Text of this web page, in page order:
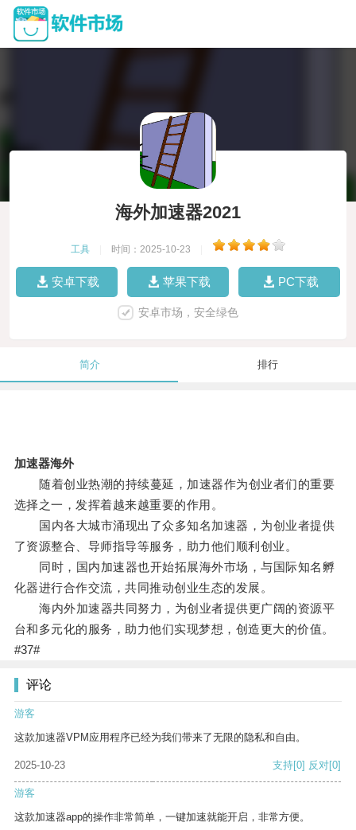
海外加速器2021
工具 时间：2025-10-23
安卓下载 苹果下载 PC下载
安卓市场，安全绿色
简介 排行
加速器海外
随着创业热潮的持续蔓延，加速器作为创业者们的重要
选择之一，发挥着越来越重要的作用。
国内各大城市涌现出了众多知名加速器，为创业者提供
了资源整合、导师指导等服务，助力他们顺利创业。
同时，国内加速器也开始拓展海外市场，与国际知名孵
化器进行合作交流，共同推动创业生态的发展。
海内外加速器共同努力，为创业者提供更广阔的资源平
台和多元化的服务，助力他们实现梦想，创造更大的价值。
#37#
评论
游客
这款加速器VPM应用程序已经为我们带来了无限的隐私和自由。
2025-10-23 支持[0] 反对[0]
游客
这款加速器app的操作非常简单，一键加速就能开启，非常方便。